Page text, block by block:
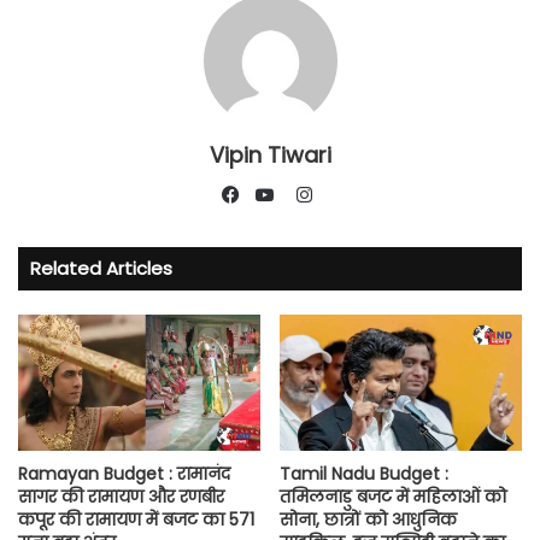
Vipin Tiwari
Instagram
Related Articles
Ramayan Budget : रामानंद
सागर की रामायण और रणबीर
कपूर की रामायण में बजट का 571
Tamil Nadu Budget :
तमिलनाडु बजट में महिलाओं को
सोना, छात्रों को आधुनिक